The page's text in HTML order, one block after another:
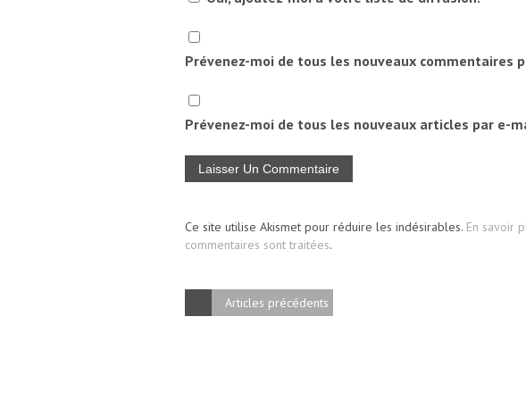
Prévenez-moi de tous les nouveaux commentaires
Prévenez-moi de tous les nouveaux articles par e-
Ce site utilise Akismet pour réduire les indésirables. En savoir
commentaires sont traitées.
Articles précédents